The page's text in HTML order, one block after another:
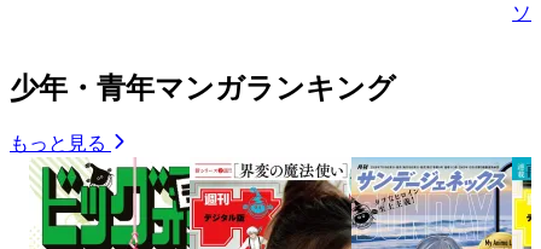
ソ
少年・青年マンガランキング
もっと見る